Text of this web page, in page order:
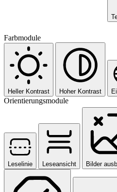
Farbmodule
Heller Kontrast Hoher Kontrast
Orientierungsmodule
Leselinie Leseansicht Bilder